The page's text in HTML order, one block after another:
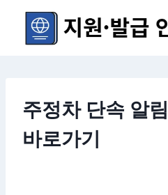
content
주정차 단속 알
바로가기